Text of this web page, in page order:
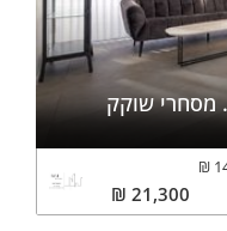
מסחרי שוקק
₪
21,300
₪